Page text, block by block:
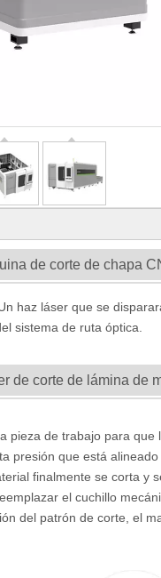
de corte de chapa
haz láser que se
sistema de ruta óptica.
de corte de lámina de
pieza de trabajo para
presión que está
finalmente se corta y
el cuchillo
del patrón de corte, el